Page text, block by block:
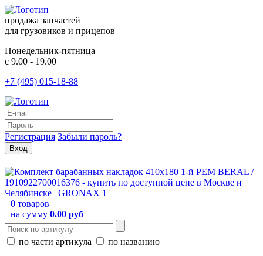
продажа запчастей
для грузовиков и прицепов
Понедельник-пятница
с 9.00 - 19.00
+7 (495) 015-18-88
Регистрация Забыли пароль?
0 товаров
на сумму 0.00 руб
по части артикула
по названию